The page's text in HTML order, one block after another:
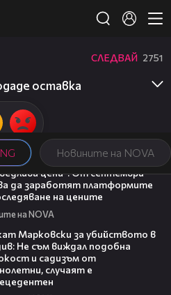
Новините на NOVA
СЛЕДВАЙ 2751
оставка
цена“: От септември
да заработят платформите
на цените
на NOVA
Марковски за убийството в
Не съм виждал подобна
и садизъм от
случаят е